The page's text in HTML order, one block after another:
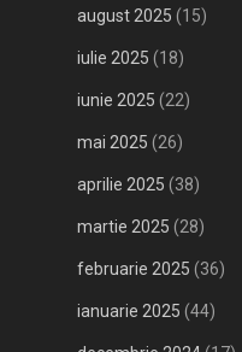
august 2025 (15)
iulie 2025 (18)
iunie 2025 (22)
mai 2025 (26)
aprilie 2025 (38)
martie 2025 (28)
februarie 2025 (36)
ianuarie 2025 (44)